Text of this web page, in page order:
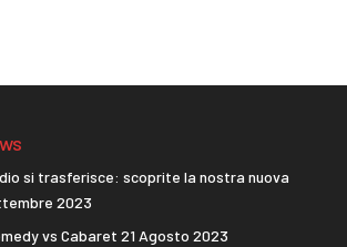
si trasferisce: scoprite la nostra nuova
2023
vs Cabaret 21 Agosto 2023